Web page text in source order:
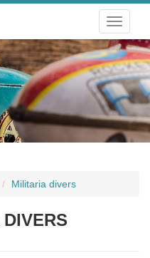
Toggle
Militaria divers